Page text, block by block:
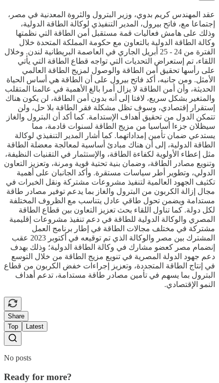
عقد المهندس كريم بدوي، وزير البترول والثروة المعدنية في مصر،
إجتماعا مع، فاتح بيرول، المدير التنفيذي لوكالة الطاقة الدولية،
وذلك على هامش فعاليات قمة مستقبل أمن الطاقة التي نظمتها
وكالة الطاقة الدولية بالتعاون مع حكومة المملكة المتحدة خلال
الفترة من 24 - 25 أبريل الجاري في العاصمة البريطانية لندن. وخلال
اللقاء، تم إستعراض التحديات التي تواجه قطاع الطاقة التي يأتي
على رأسها تحقيق أمن الطاقة والوصول لمزيج الطاقة العالمي
الأمثل. ومن جانبه، أكد فاتح بيرول على أن الطاقة هي أساس الحياة
الحديثة، وأن أمن الطاقة لا يزال أمرا بالغ الأهمية في عالمنا المتقلب
والمتغير بشكل سريع، لافتا إلى أنه بدون أمن الطاقة، لن يكون هناك
إستقرار إقتصادي، وسوف تظل مشكلة فقر الطاقة بلا حل، ولن
تتمكن الدول من تحقيق أهداف الإستدامة. كما أكد أن البترول والغاز
سيظلان جزءا أساسيا من مزيج الطاقة لسنوات قادمة، مما
يستدعي ضمان تأمين إمداداتهما. كما أشار المدير التنفيذي لوكالة
الطاقة الدولية، إلى أن هناك مبادئ أساسية لمعالجة معضلة الطاقة
مثل إعطاء الأولوية لكفاءة الطاقة، والإستثمار في التقنيات النظيفة،
وتنويع مصادر الطاقة، وضمان بنية تحتية قوية ومرنة، وتعزيز التعاون
الدولي، وتطوير أطر سياسات مستقرة. وأكد الجانبان على أهمية
تكثيف الجهود العالمية لتنفيذ مشروعات مشتركة ونقل الخبرات في
مجال إزالة الكربون من البترول والغاز بما يدعم توفير مصادر طاقة
مستدامة ويضمن تحول طاقي عادل يتناسب مع الظروف المختلفة
لكل دولة. كما تناول اللقاء بحث تعزيز التعاون بين قطاع الطاقة
المصري والوكالة الدولية للطاقة في دعم تنفيذ مشروعات إقليمية
مشتركة في مختلف مجالات الطاقة في إطار برنامج العمل
المشترك بين مصر والوكالة الذي تم توقيعه في أكتوبر 2023 عقب
إنضمام مصر كعضو مشارك في وكالة الطاقة الدولية؛ وذلك بهدف
دعم جهود الدولة المصرية في تنويع مزيج الطاقة من خلال التوسع
في إنتاج الطاقة المتجددة، وتعزيز إجراءات خفض الكربون من قطاع
البترول بما يسهم في تأمين مصادر طاقة مستدامة، تدعم أهداف
النمو الإقتصادي.
Share
Top
Latest
No posts
Ready for more?